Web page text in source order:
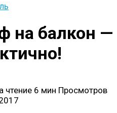
на балкон —
чтение 6 мин Просмотров